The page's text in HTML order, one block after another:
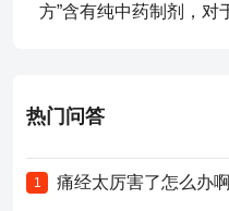
方”含有纯中药制剂，对
热门问答
1 痛经太厉害了怎么办